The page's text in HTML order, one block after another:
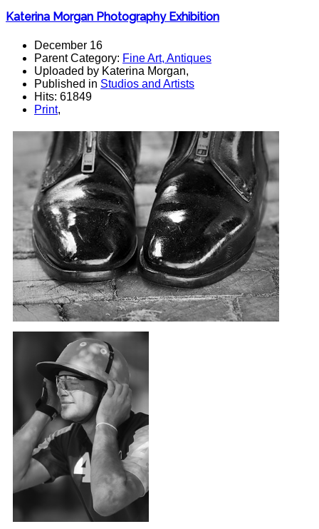
Katerina Morgan Photography Exhibition
December 16
Parent Category: Fine Art, Antiques
Uploaded by Katerina Morgan,
Published in Studios and Artists
Hits: 61849
Print,